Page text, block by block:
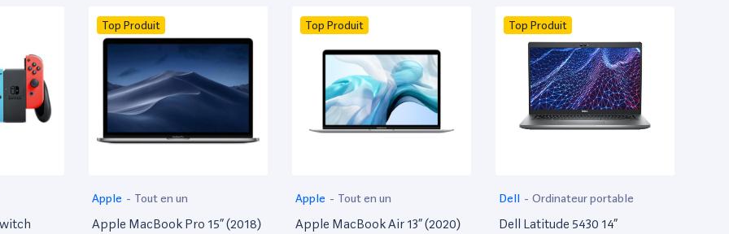
Top Produit
Apple - Tout en un
Apple MacBook Pro 15” (2018)
Top Produit
Apple - Tout en un
Apple MacBook Air 13” (2020)
Top Produit
Dell - Ordinateur portable
Dell Latitude 5430 14”